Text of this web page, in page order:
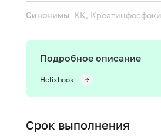
Синонимы КК,
Подробное описание
Helixbook
Срок выполнения